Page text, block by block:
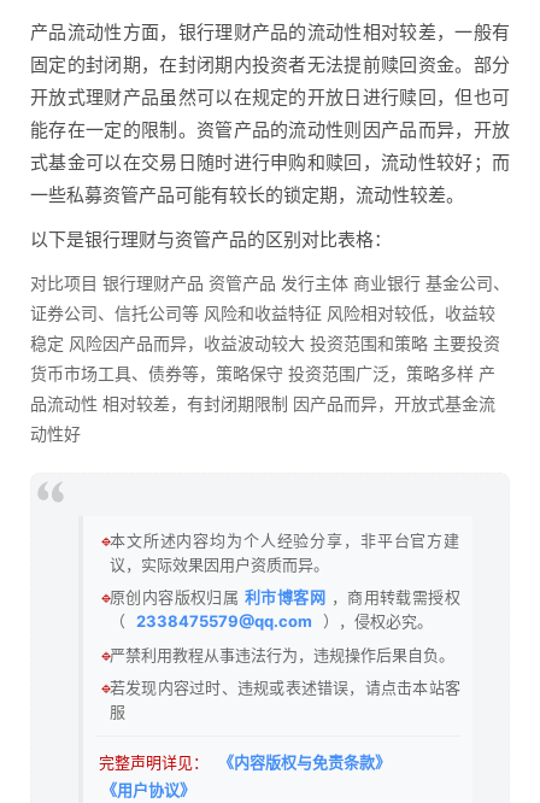
产品流动性方面，银行理财产品的流动性相对较差，一般有
固定的封闭期，在封闭期内投资者无法提前赎回资金。部分
开放式理财产品虽然可以在规定的开放日进行赎回，但也可
能存在一定的限制。资管产品的流动性则因产品而异，开放
式基金可以在交易日随时进行申购和赎回，流动性较好；而
一些私募资管产品可能有较长的锁定期，流动性较差。
以下是银行理财与资管产品的区别对比表格：
对比项目 银行理财产品 资管产品 发行主体 商业银行 基金公司、
证券公司、信托公司等 风险和收益特征 风险相对较低，收益较
稳定 风险因产品而异，收益波动较大 投资范围和策略 主要投资
货币市场工具、债券等，策略保守 投资范围广泛，策略多样 产
品流动性 相对较差，有封闭期限制 因产品而异，开放式基金流
动性好
🔹本文所述内容均为个人经验分享，非平台官方建
议，实际效果因用户资质而异。
🔹原创内容版权归属 利市博客网 ，商用转载需授权
（
2338475579@qq.com
），侵权必究。
🔹严禁利用教程从事违法行为，违规操作后果自负。
🔹若发现内容过时、违规或表述错误，请点击本站客
服
完整声明详见：
《内容版权与免责条款》
《用户协议》